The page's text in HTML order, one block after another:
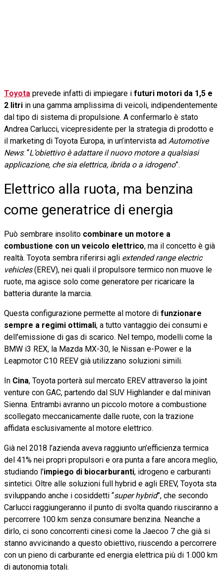
Toyota prevede infatti di impiegare i futuri motori da 1,5 e
2 litri in una gamma amplissima di veicoli, indipendentemente
dal tipo di sistema di propulsione. A confermarlo è stato
Andrea Carlucci, vicepresidente per la strategia di prodotto e
il marketing di Toyota Europa, in un’intervista ad Automotive
News: “L’obiettivo è adattare il nuovo motore a qualsiasi
applicazione, che sia elettrica, ibrida o a idrogeno”.
Elettrico alla ruota, ma benzina
come generatrice di energia
Può sembrare insolito combinare un motore a
combustione con un veicolo elettrico, ma il concetto è già
realtà. Toyota sembra riferirsi agli extended range electric
vehicles(EREV), nei quali il propulsore termico non muove le
ruote, ma agisce solo come generatore per ricaricare la
batteria durante la marcia.
Questa configurazione permette al motore di funzionare
sempre a regimi ottimali, a tutto vantaggio dei consumi e
dell'emissione di gas di scarico. Nel tempo, modelli come la
BMW i3 REX, la Mazda MX-30, le Nissan e-Power e la
Leapmotor C10 REEV già utilizzano soluzioni simili.
In Cina, Toyota porterà sul mercato EREV attraverso la joint
venture con GAC, partendo dal SUV Highlander e dal minivan
Sienna. Entrambi avranno un piccolo motore a combustione
scollegato meccanicamente dalle ruote, con la trazione
affidata esclusivamente al motore elettrico.
Già nel 2018 l’azienda aveva raggiunto un’efficienza termica
del 41% nei propri propulsori e ora punta a fare ancora meglio,
studiando l’impiego di biocarburanti, idrogeno e carburanti
sintetici. Oltre alle soluzioni full hybrid e agli EREV, Toyota sta
sviluppando anche i cosiddetti “super hybrid”, che secondo
Carlucci raggiungeranno il punto di svolta quando riusciranno a
percorrere 100 km senza consumare benzina. Neanche a
dirlo, ci sono concorrenti cinesi come la Jaecoo 7 che già si
stanno avvicinando a questo obiettivo, riuscendo a percorrere
con un pieno di carburante ed energia elettrica più di 1.000 km
di autonomia totali.